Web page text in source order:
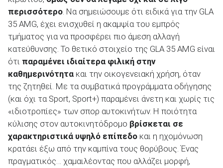
περισσότερο. Να σημειώσουμε ότι ειδικά για την GLA
35 AMG, έχει ενισχυθεί η ακαμψία του εμπρός
τμήματος για να προσφέρει πιο άμεση αλλαγή
κατεύθυνσης. Το θετικό στοιχείο της GLA 35 AMG είναι
ότι παραμένει ιδιαίτερα φιλική στην
καθημερινότητα και την οικογενειακή χρήση, όταν
της ζητηθεί. Με τα συμβατικά προγράμματα οδήγησης
(και όχι τα Sport, Sport+) παραμένει άνετη και χωρίς τις
«ιδιοτροπίες» των σπορ αυτοκινήτων. Η ποιότητα
κύλισης στον αυτοκινητόδρομο βρίσκεται σε
χαρακτηριστικά υψηλό επίπεδο και η ηχομόνωση
κρατάει έξω από την καμπίνα τους θορύβους. Ένας
πραγματικός… χαμαιλέοντας που αλλάζει μορφή,